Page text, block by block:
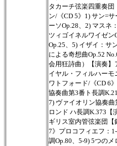
タカーチ弦楽四重奏団
ン/《CD 5》1) サン=
ーソOp.28、2) マスネ
ツィゴイネルワイゼン
Op.25、5) イザイ：サ
による奇想曲Op.52
会用狂詩曲）【演奏】
イヤル・フィルハーモ
ワトフォード/《CD 6
協奏曲第3番ト長調
7) ヴァイオリン協奏
ロンド ハ長調K.373【
ギリス室内管弦楽団
7》プロコフィエフ：
調Op.80、5-9) 5つのメ